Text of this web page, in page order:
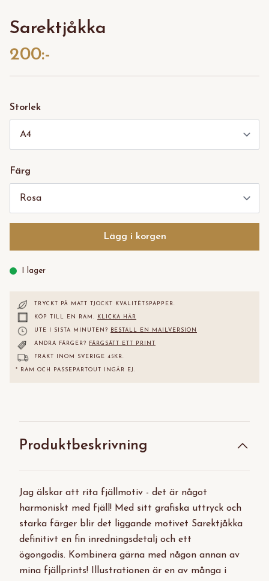
Sarektjåkka
200:-
Storlek
Färg
Lägg i korgen
I lager
TRYCKT PÅ MATT TJOCKT KVALITÈTS PAPPER.
KÖP TILL EN RAM. KLICKA HÄR
UTE I SISTA MINUTEN? BESTÄLL EN MAILVERSION
ANDRA FÄRGER? FÄRGSÄTT ETT PRINT
FRAKT INOM SVERIGE 45KR.
* RAM OCH PASSEPARTOUT INGÅR EJ.
Produktbeskrivning
Jag älskar att rita fjällmotiv - det är något
harmoniskt med fjäll! Med sitt grafiska uttryck och
starka färger blir det liggande motivet Sarektjåkka
definitivt en fin inredningsdetalj och ett
ögongodis. Kombinera gärna med någon annan av
mina fjällprints! Illustrationen är en av många i